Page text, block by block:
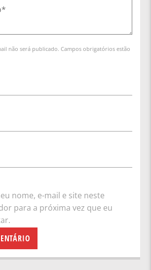
não será publicado. Campos obrigatórios estão
nome, e-mail e site neste
para a próxima vez que eu